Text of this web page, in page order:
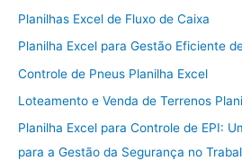
Planilhas Excel de Fluxo de Caixa
Planilha Excel para Gestão Eficiente
Controle de Pneus Planilha Excel
Loteamento e Venda de Terrenos
Planilha Excel para Controle de EPI:
para a Gestão da Segurança no